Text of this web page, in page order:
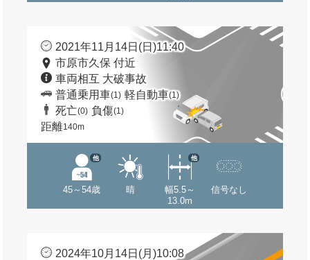
2021年11月14日(日)11:40
市原市久保 付近
車両相互 大破事故
普通乗用車(1) 軽自動車(1)
死亡(0) 負傷(1)
距離140m
45～54歳
他
晴
幅5.5～
13.0m
他
信号なし
2024年10月14日(月)10:08